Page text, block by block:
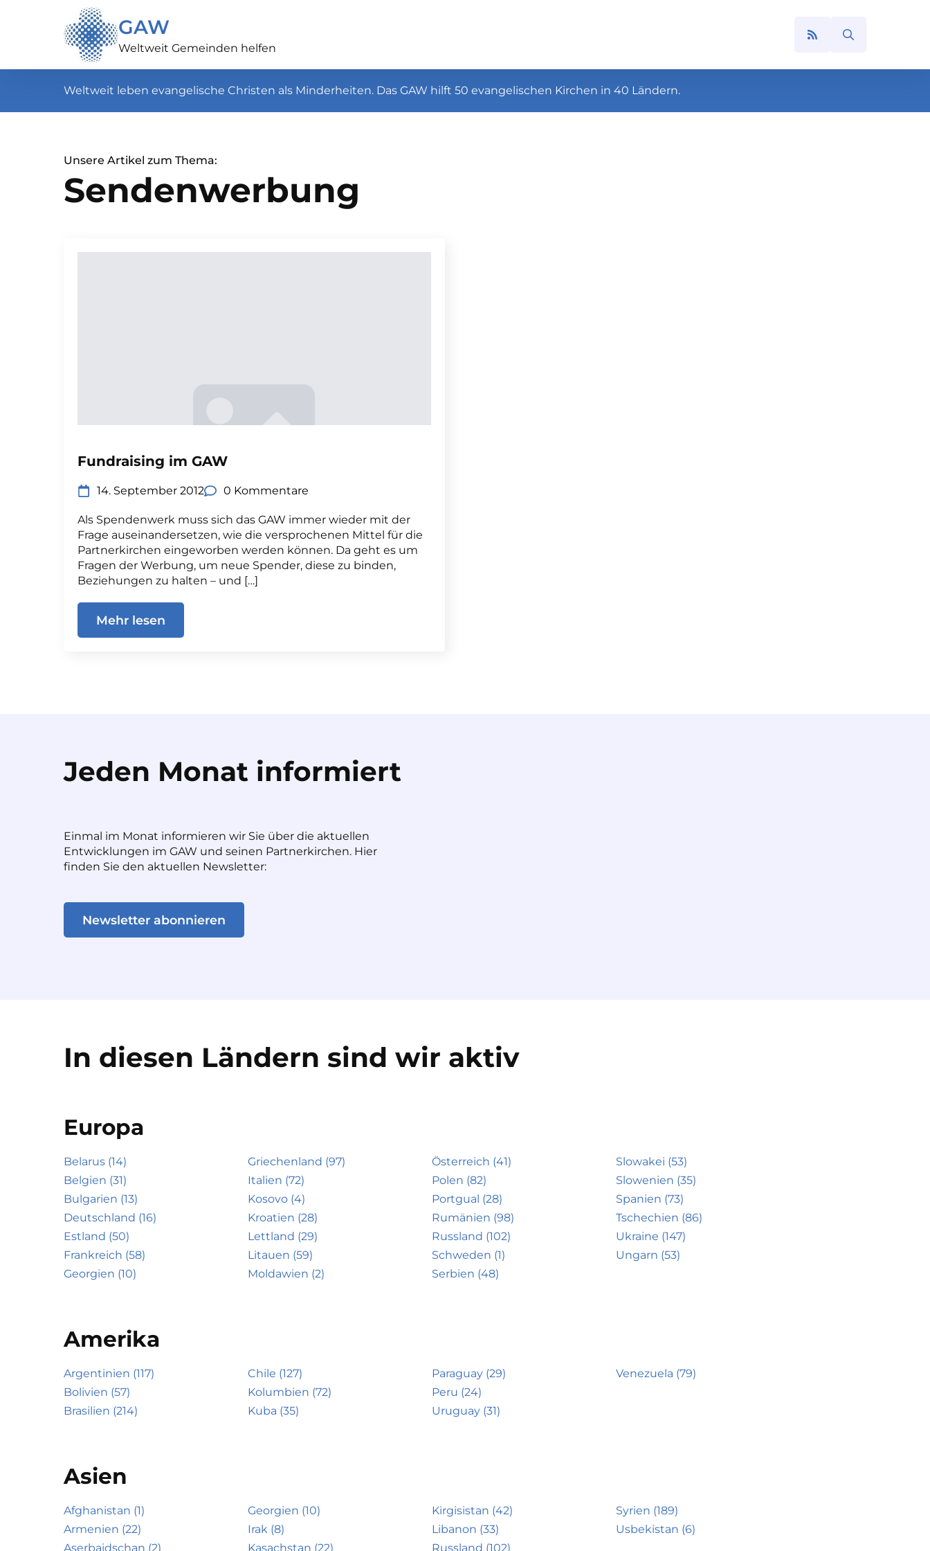
GAW
Weltweit Gemeinden helfen
Weltweit leben evangelische Christen als Minderheiten. Das GAW hilft 50 evangelischen Kirchen in 40 Ländern.
Unsere Artikel zum Thema:
Sendenwerbung
Fundraising im GAW
14. September 2012 0 Kommentare
Als Spendenwerk muss sich das GAW immer wieder mit der
Frage auseinandersetzen, wie die versprochenen Mittel für die
Partnerkirchen eingeworben werden können. Da geht es um
Fragen der Werbung, um neue Spender, diese zu binden,
Beziehungen zu halten – und […]
Mehr lesen
Jeden Monat informiert
Einmal im Monat informieren wir Sie über die aktuellen
Entwicklungen im GAW und seinen Partnerkirchen. Hier
finden Sie den aktuellen Newsletter:
Newsletter abonnieren
In diesen Ländern sind wir aktiv
Europa
Belarus (14)
Belgien (31)
Bulgarien (13)
Deutschland (16)
Estland (50)
Frankreich (58)
Georgien (10)
Griechenland (97)
Italien (72)
Kosovo (4)
Kroatien (28)
Lettland (29)
Litauen (59)
Moldawien (2)
Österreich (41)
Polen (82)
Portgual (28)
Rumänien (98)
Russland (102)
Schweden (1)
Serbien (48)
Slowakei (53)
Slowenien (35)
Spanien (73)
Tschechien (86)
Ukraine (147)
Ungarn (53)
Amerika
Argentinien (117)
Bolivien (57)
Brasilien (214)
Chile (127)
Kolumbien (72)
Kuba (35)
Paraguay (29)
Peru (24)
Uruguay (31)
Venezuela (79)
Asien
Afghanistan (1)
Armenien (22)
Aserbaidschan (2)
Georgien (10)
Irak (8)
Kasachstan (22)
Kirgisistan (42)
Libanon (33)
Russland (102)
Syrien (189)
Usbekistan (6)